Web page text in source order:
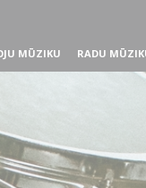
MŪZIKU RADU